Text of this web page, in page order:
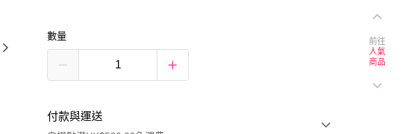
數量
付款與運送
前往
人氣
商品